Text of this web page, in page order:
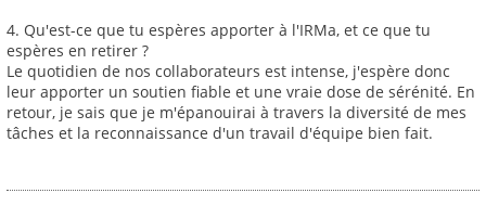
4. Qu'est-ce que tu espères apporter à l'IRMa, et ce que tu
espères en retirer ?
Le quotidien de nos collaborateurs est intense, j'espère donc
leur apporter un soutien fiable et une vraie dose de sérénité. En
retour, je sais que je m'épanouirai à travers la diversité de mes
tâches et la reconnaissance d'un travail d'équipe bien fait.